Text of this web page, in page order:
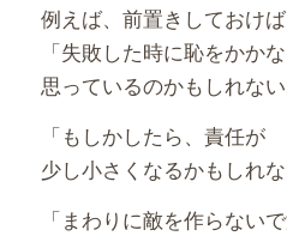
例えば、前置きしておけば
「失敗した時に恥をかか
思っているのかもしれない
「もしかしたら、責任が
少し小さくなるかもしれな
「まわりに敵を作らない